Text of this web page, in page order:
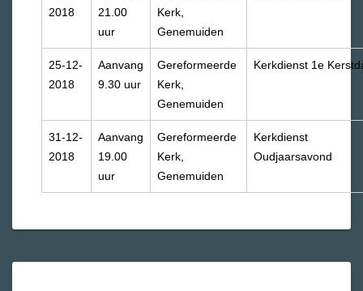
2018
21.00
uur
Kerk,
Genemuiden
25-12-
2018
Aanvang
9.30 uur
Gereformeerde
Kerk,
Genemuiden
Kerkdienst 1e
31-12-
2018
Aanvang
19.00
uur
Gereformeerde
Kerk,
Genemuiden
Kerkdienst
Oudjaarsavond